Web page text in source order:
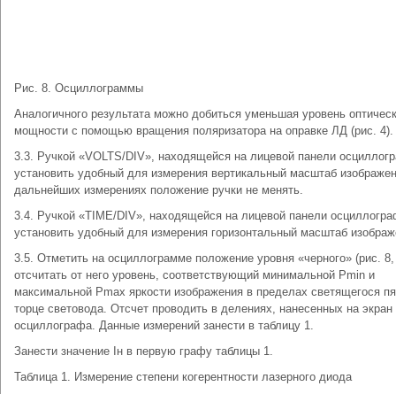
Рис. 8. Осциллограммы
Аналогичного результата можно добиться уменьшая уровень
мощности с помощью вращения поляризатора на оправке ЛД (рис. 4).
3.3. Ручкой «VOLTS/DIV», находящейся на лицевой панели
установить удобный для измерения вертикальный масштаб
дальнейших измерениях положение ручки не менять.
3.4. Ручкой «TIME/DIV», находящейся на лицевой панели
установить удобный для измерения горизонтальный масштаб
3.5. Отметить на осциллограмме положение уровня «черного» (рис.
отсчитать от него уровень, соответствующий минимальной Рmin и
максимальной Рmax яркости изображения в пределах светящегося
торце световода. Отсчет проводить в делениях, нанесенных на экран
осциллографа. Данные измерений занести в таблицу 1.
Занести значение Iн в первую графу таблицы 1.
Таблица 1. Измерение степени когерентности лазерного диода